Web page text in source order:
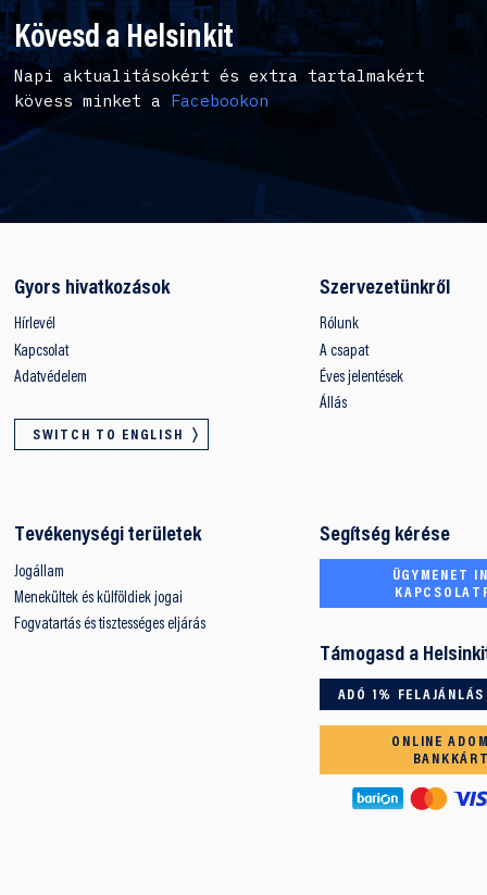
Kövesd a Helsinkit
Napi aktualitásokért és extra tartalmakért
kövess minket a Facebookon
Gyors hivatkozások
Hírlevél
Kapcsolat
Adatvédelem
SWITCH TO ENGLISH
Szervezetünkről
Rólunk
A csapat
Éves jelentések
Állás
Tevékenységi területek
Jogállam
Menekültek és külföldiek jogai
Fogvatartás és tisztességes eljárás
Segítség kérése
ÜGYMENET
Támogasd a
ADÓ 1% FELAJÁNLÁS
ONLINE